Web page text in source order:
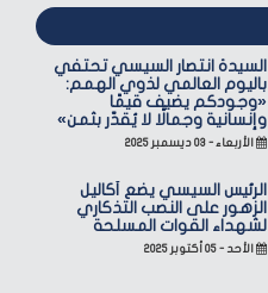
السيدة انتصار السيسي تحتفي
باليوم العالمي لذوي الهمم:
«وجودكم يضيف قيمًا
وإنسانية وجمالًا لا يُقدّر بثمن»
الأربعاء - ٠٣ ديسمبر ٢٠٢٥
الرئيس السيسي يضع أكاليل
الزهور على النصب التذكاري
لشهداء القوات المسلحة
الأحد - ٠٥ أكتوبر ٢٠٢٥